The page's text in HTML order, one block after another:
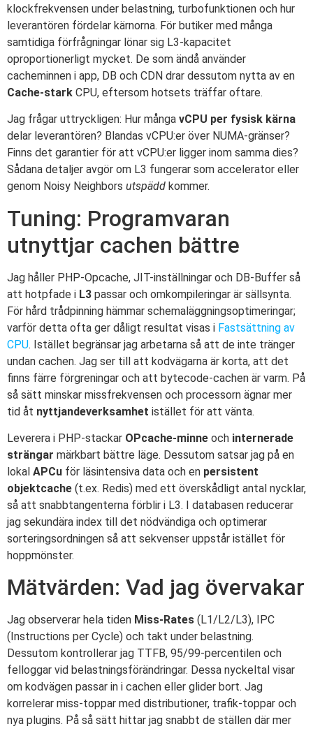
klockfrekvensen under belastning, turbofunktionen och hur
leverantören fördelar kärnorna. För butiker med många
samtidiga förfrågningar lönar sig L3-kapacitet
oproportionerligt mycket. De som ändå använder
cacheminnen i app, DB och CDN drar dessutom nytta av en
Cache-stark CPU, eftersom hotsets träffar oftare.
Jag frågar uttryckligen: Hur många vCPU per fysisk kärna
delar leverantören? Blandas vCPU:er över NUMA-gränser?
Finns det garantier för att vCPU:er ligger inom samma dies?
Sådana detaljer avgör om L3 fungerar som accelerator eller
genom Noisy Neighbors utspädd kommer.
Tuning: Programvaran
utnyttjar cachen bättre
Jag håller PHP-Opcache, JIT-inställningar och DB-Buffer så
att hotpfade i L3 passar och omkompileringar är sällsynta.
För hård trådpinning hämmar schemaläggningsoptimeringar;
varför detta ofta ger dåligt resultat visas i Fastsättning av
CPU. Istället begränsar jag arbetarna så att de inte tränger
undan cachen. Jag ser till att kodvägarna är korta, att det
finns färre förgreningar och att bytecode-cachen är varm. På
så sätt minskar missfrekvensen och processorn ägnar mer
tid åt nyttjandeverksamhet istället för att vänta.
Leverera i PHP-stackar OPcache-minne och internerade
strängar märkbart bättre läge. Dessutom satsar jag på en
lokal APCu för läsintensiva data och en persistent
objektcache (t.ex. Redis) med ett överskådligt antal nycklar,
så att snabbtangenterna förblir i L3. I databasen reducerar
jag sekundära index till det nödvändiga och optimerar
sorteringsordningen så att sekvenser uppstår istället för
hoppmönster.
Mätvärden: Vad jag övervakar
Jag observerar hela tiden Miss-Rates (L1/L2/L3), IPC
(Instructions per Cycle) och takt under belastning.
Dessutom kontrollerar jag TTFB, 95/99-percentilen och
felloggar vid belastningsförändringar. Dessa nyckeltal visar
om kodvägen passar in i cachen eller glider bort. Jag
korrelerar miss-toppar med distributioner, trafik-toppar och
nya plugins. På så sätt hittar jag snabbt de ställen där mer